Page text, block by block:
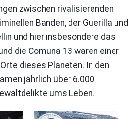
zwischen rivalisierenden
Banden, der Guerilla und
und hier insbesondere das
die Comuna 13 waren einer
dieses Planeten. In den
jährlich über 6.000
ums Leben.